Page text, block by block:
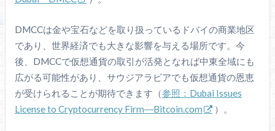
DMCCは金や宝石などを取り扱っているドバイの商業地区
であり、世界経済でも大きな影響を与える場所です。今
後、DMCCで仮想通貨の取引が活発となれば中東全域にも
広がる可能性があり、サウジアラビアでも仮想通貨の恩恵
が受けられることが期待できます（参照：Dubai Issues
License to Cryptocurrency Firm―Bitcoin.com
）。